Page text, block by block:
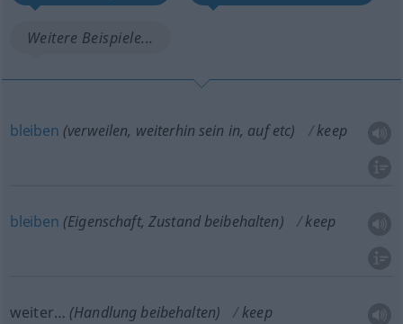
Weitere Beispiele...
bleiben (verweilen, weiterhin sein in, aufetc) keep
bleiben (Eigenschaft, Zustand beibehalten) keep
weiter… (Handlung beibehalten) keep